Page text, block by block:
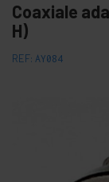
Coaxiale
H)
REF: AY084